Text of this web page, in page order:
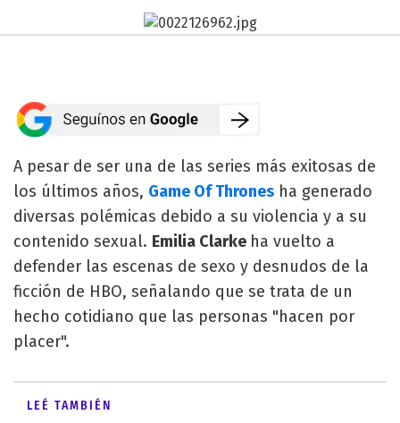
A pesar de ser una de las series más exitosas de
los últimos años, Game Of Thrones ha generado
diversas polémicas debido a su violencia y a su
contenido sexual. Emilia Clarke ha vuelto a
defender las escenas de sexo y desnudos de la
ficción de HBO, señalando que se trata de un
hecho cotidiano que las personas "hacen por
placer".
LEÉ TAMBIÉN